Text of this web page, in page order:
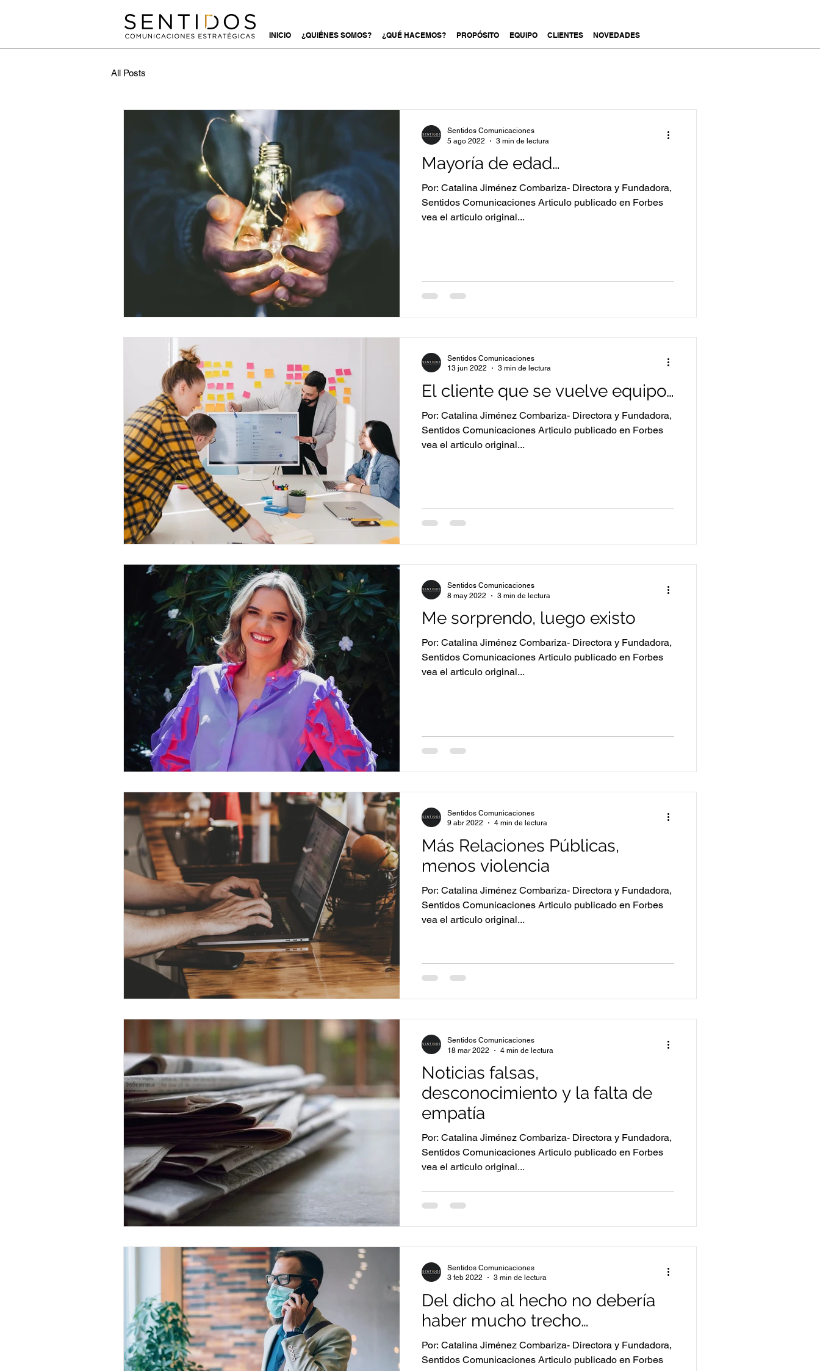
INICIO ¿QUIÉNES SOMOS? ¿QUÉ HACEMOS? PROPÓSITO EQUIPO CLIENTES NOVEDADES
All Posts
Mayoría de edad…
Por: Catalina Jiménez Combariza- Directora y Fundadora,
Sentidos Comunicaciones Articulo publicado en Forbes
vea el articulo original...
Sentidos Comunicaciones
5 ago 2022
3 min de lectura
El cliente que se vuelve equipo…￼
Por: Catalina Jiménez Combariza- Directora y Fundadora,
Sentidos Comunicaciones Articulo publicado en Forbes
vea el articulo original...
Sentidos Comunicaciones
13 jun 2022
3 min de lectura
Me sorprendo, luego existo
Por: Catalina Jiménez Combariza- Directora y Fundadora,
Sentidos Comunicaciones Articulo publicado en Forbes
vea el articulo original...
Sentidos Comunicaciones
8 may 2022
3 min de lectura
Más Relaciones Públicas,
menos violencia
Por: Catalina Jiménez Combariza- Directora y Fundadora,
Sentidos Comunicaciones Articulo publicado en Forbes
vea el articulo original...
Sentidos Comunicaciones
9 abr 2022
4 min de lectura
Noticias falsas,
desconocimiento y la falta de
empatía
Por: Catalina Jiménez Combariza- Directora y Fundadora,
Sentidos Comunicaciones Articulo publicado en Forbes
vea el articulo original...
Sentidos Comunicaciones
18 mar 2022
4 min de lectura
Del dicho al hecho no debería
haber mucho trecho…
Por: Catalina Jiménez Combariza- Directora y Fundadora,
Sentidos Comunicaciones Articulo publicado en Forbes
Sentidos Comunicaciones
3 feb 2022
3 min de lectura